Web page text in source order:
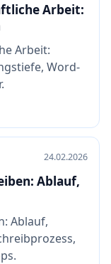
Arbeit:
Arbeit:
Word-
24.02.2026
Ablauf,
Ablauf,